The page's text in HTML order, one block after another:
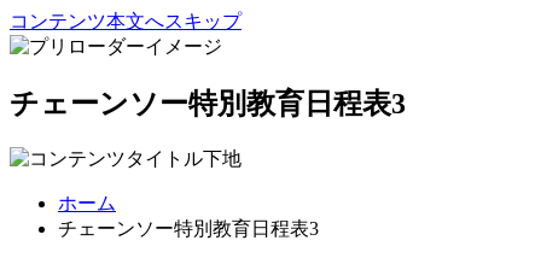
コンテンツ本文へスキップ
チェーンソー特別教育日程表3
ホーム
チェーンソー特別教育日程表3